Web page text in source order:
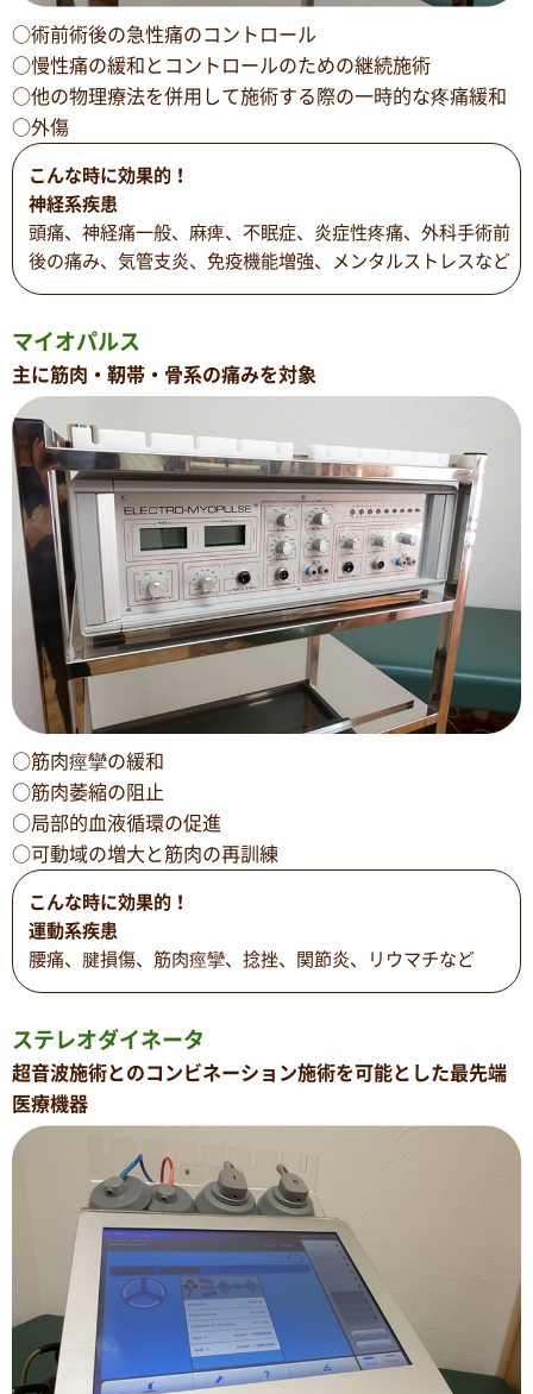
○術前術後の急性痛のコントロール
○慢性痛の緩和とコントロールのための継続施術
○他の物理療法を併用して施術する際の一時的な疼痛緩和
○外傷
こんな時に効果的！
神経系疾患
頭痛、神経痛一般、麻痺、不眠症、炎症性疼痛、外科手術前
後の痛み、気管支炎、免疫機能増強、メンタルストレスなど
マイオパルス
主に筋肉・靭帯・骨系の痛みを対象
○筋肉痙攣の緩和
○筋肉萎縮の阻止
○局部的血液循環の促進
○可動域の増大と筋肉の再訓練
こんな時に効果的！
運動系疾患
腰痛、腱損傷、筋肉痙攣、捻挫、関節炎、リウマチなど
ステレオダイネータ
超音波施術とのコンビネーション施術を可能とした最先端
医療機器